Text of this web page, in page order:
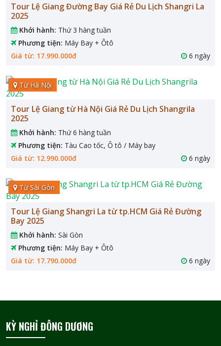
Tour Lệ Giang Đường Bay Giá Rẻ Du Lịch Shangri La
2025
Khởi hành: Thứ 3 hàng tuần
Phương tiện: Máy Bay + Ôtô
Giá từ: 17.990.000đ
6 ngày
Từ Hà Nội
Tour Lệ Giang từ Hà Nội Giá Rẻ Du Lịch Shangrila
2025
Khởi hành: Thứ 6 hàng tuần
Phương tiện: Tàu Cao tốc, Ô tô / Máy bay
Giá từ: 12.990.000đ
6 ngày
Từ Sài Gòn
Tour Lệ Giang Shangri La từ tp.HCM Giá Rẻ Đường
Bay 2025
Khởi hành: Sài Gòn
Phương tiện: Máy Bay + Ôtô
Giá từ: 17.790.000đ
6 ngày
KỲ NGHỈ ĐÔNG DƯƠNG